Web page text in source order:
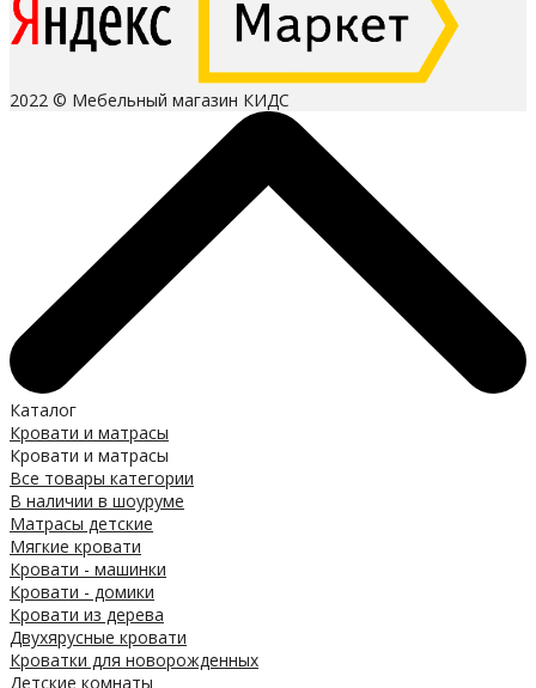
2022 © Мебельный магазин КИДС
Каталог
Кровати и матрасы
Кровати и матрасы
Все товары категории
В наличии в шоуруме
Матрасы детские
Мягкие кровати
Кровати - машинки
Кровати - домики
Кровати из дерева
Двухярусные кровати
Кроватки для новорожденных
Детские комнаты